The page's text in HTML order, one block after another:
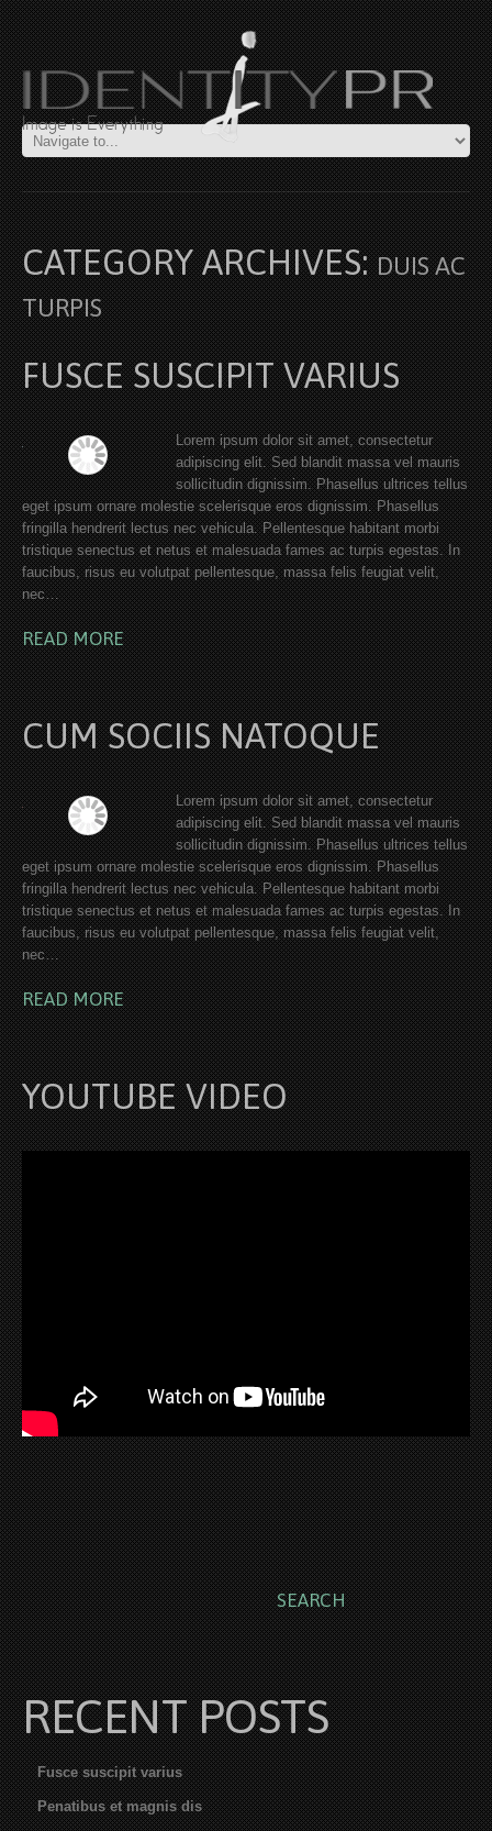
CATEGORY ARCHIVES:DUIS AC
TURPIS
FUSCE SUSCIPIT VARIUS
Lorem ipsum dolor sit amet, consectetur
adipiscing elit. Sed blandit massa vel mauris
sollicitudin dignissim. Phasellus ultrices tellus
eget ipsum ornare molestie scelerisque eros dignissim. Phasellus
fringilla hendrerit lectus nec vehicula. Pellentesque habitant morbi
tristique senectus et netus et malesuada fames ac turpis egestas. In
faucibus, risus eu volutpat pellentesque, massa felis feugiat velit,
nec…
READ MORE
CUM SOCIIS NATOQUE
Lorem ipsum dolor sit amet, consectetur
adipiscing elit. Sed blandit massa vel mauris
sollicitudin dignissim. Phasellus ultrices tellus
eget ipsum ornare molestie scelerisque eros dignissim. Phasellus
fringilla hendrerit lectus nec vehicula. Pellentesque habitant morbi
tristique senectus et netus et malesuada fames ac turpis egestas. In
faucibus, risus eu volutpat pellentesque, massa felis feugiat velit,
nec…
READ MORE
YOUTUBE VIDEO
RECENT POSTS
Fusce suscipit varius
Penatibus et magnis dis